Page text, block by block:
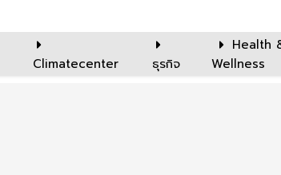
Climatecenter ธุรกิจ
Health
Wellness